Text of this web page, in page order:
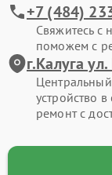
+7 (484)
Свяжитесь
поможем с
г.Калуга
Центральный
устройство
ремонт с